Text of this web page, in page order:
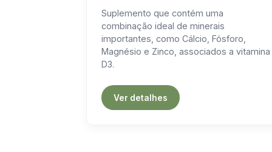
Suplemento que contém uma
combinação ideal de minerais
importantes, como Cálcio, Fósforo,
Magnésio e Zinco, associados a vitamina
D3.
Ver detalhes